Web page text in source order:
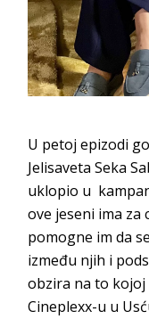
U petoj epizodi
Jelisaveta Seka
uklopio u
ove jeseni ima za
pomogne im da
između njih i
obzira na to
Cineplexx-u u